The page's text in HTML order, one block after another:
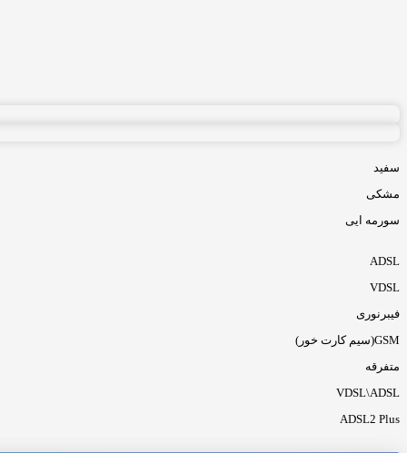
سفید
مشکی
سورمه ایی
ADSL
VDSL
فیبرنوری
GSM(سیم کارت خور)
متفرقه
VDSL\ADSL
ADSL2 Plus